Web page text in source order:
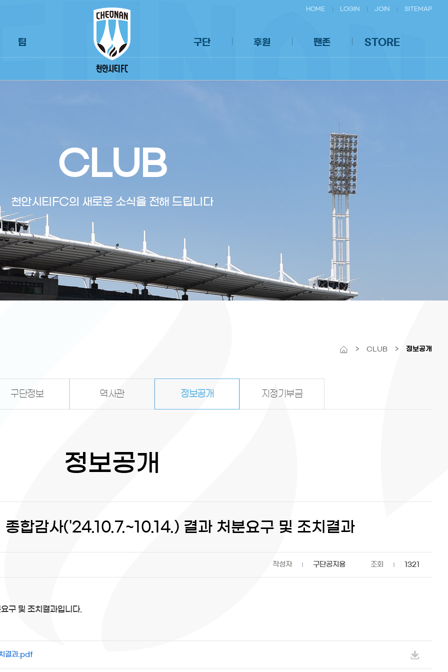
HOME LOGIN JOIN SITEMAP
팀 구단 후원 팬존 STORE
CLUB
천안시티FC의 새로운 소식을 전해 드립니다
> CLUB > 정보공개
구단정보 역사관 정보공개 지정기부금
정보공개
종합감사('24.10.7.~10.14.) 결과 처분요구 및 조치결과
작성자 구단공지용 조회 1321
구 및 조치결과입니다.
결과.pdf